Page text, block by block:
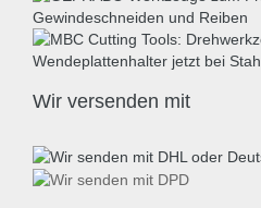
Wir versenden mit